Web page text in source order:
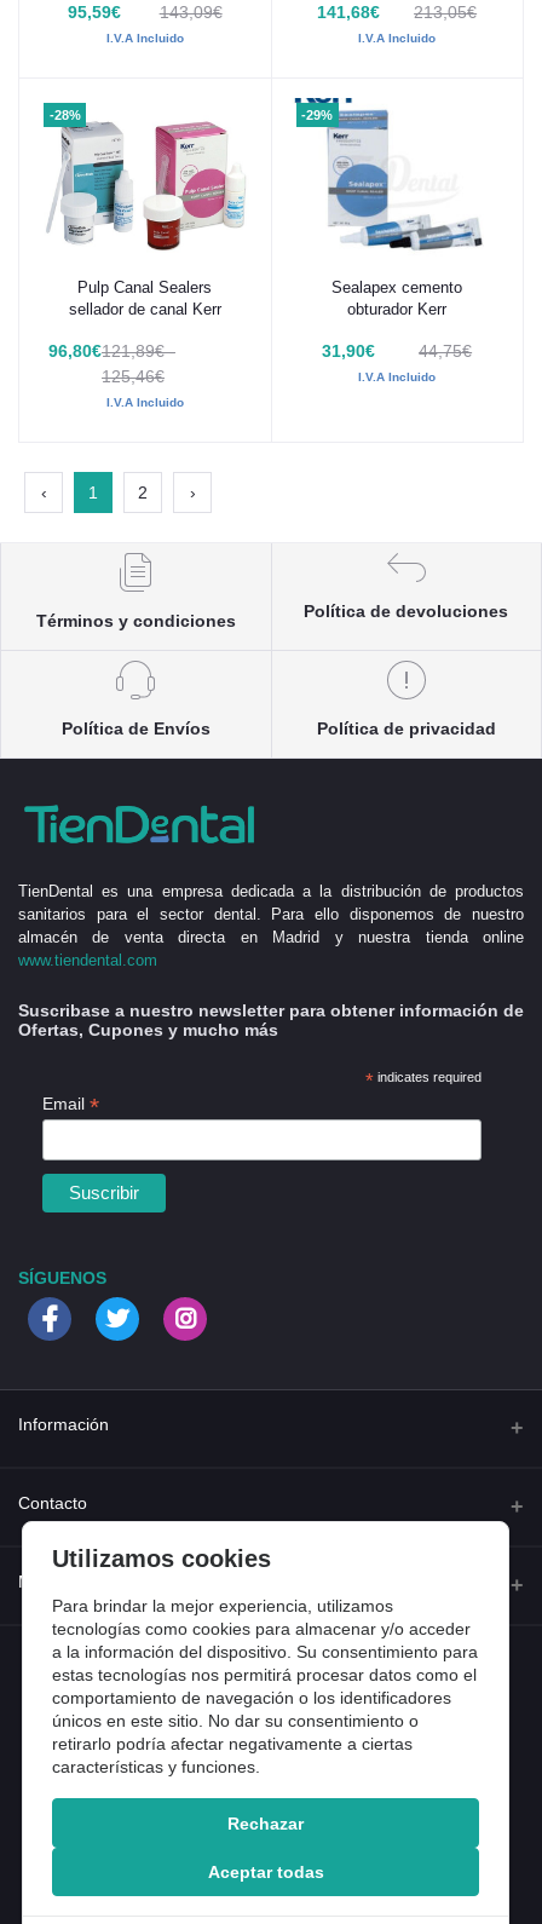
95,59€ 143,09€
I.V.A Incluido
141,68€ 213,05€
I.V.A Incluido
-28%
Añadir al carrito
Pulp Canal Sealers
sellador de canal Kerr
96,80€121,89€ -
125,46€
I.V.A Incluido
-29%
Añadir al carrito
Sealapex cemento
obturador Kerr
31,90€ 44,75€
I.V.A Incluido
‹ 1 2 ›
Términos y condiciones
Política de devoluciones
Política de Envíos Política de privacidad
TienDental es una empresa dedicada a la distribución de productos
sanitarios para el sector dental. Para ello disponemos de nuestro
almacén de venta directa en Madrid y nuestra tienda online
www.tiendental.com
Suscribase a nuestro newsletter para obtener información de
Ofertas, Cupones y mucho más
*indicates required
Email *
SÍGUENOS
Información
Quienes somos
Preguntas frecuentes
Entradas de blog
Contacto
Calle Ferraz 42, Madrid
Teléfono
918 13 81 81
Email
info@tiendental.com
Mi cuenta
Iniciar sesión
Historial de pedidos
Mi lista de compra
Copyright 2025 © TienDental productos dentales, S.L..
Utilizamos cookies
Para brindar la mejor experiencia, utilizamos
tecnologías como cookies para almacenar y/o acceder
a la información del dispositivo. Su consentimiento para
estas tecnologías nos permitirá procesar datos como el
comportamiento de navegación o los identificadores
únicos en este sitio. No dar su consentimiento o
retirarlo podría afectar negativamente a ciertas
características y funciones.
Rechazar
Aceptar todas